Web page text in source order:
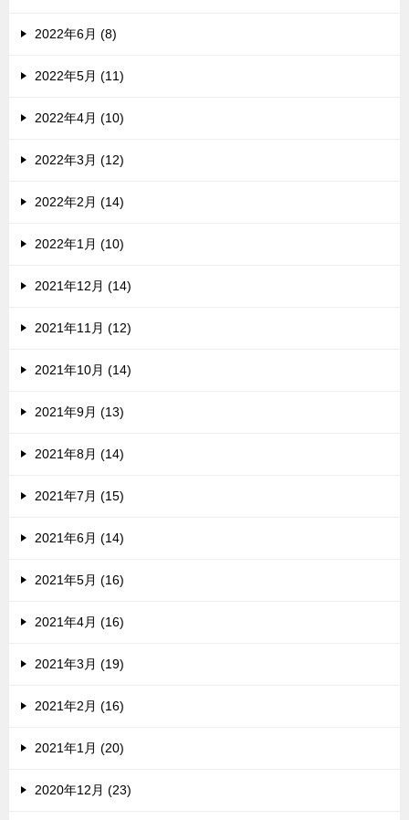
2022年6月 (8)
2022年5月 (11)
2022年4月 (10)
2022年3月 (12)
2022年2月 (14)
2022年1月 (10)
2021年12月 (14)
2021年11月 (12)
2021年10月 (14)
2021年9月 (13)
2021年8月 (14)
2021年7月 (15)
2021年6月 (14)
2021年5月 (16)
2021年4月 (16)
2021年3月 (19)
2021年2月 (16)
2021年1月 (20)
2020年12月 (23)